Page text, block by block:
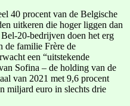
40 procent van de Belgische
uitkeren die hoger liggen dan
20-bedrijven doen het erg
de familie Frère de
een “uitstekende
Sofina – de holding van de
van 2021 met 9,6 procent
miljard euro in slechts drie